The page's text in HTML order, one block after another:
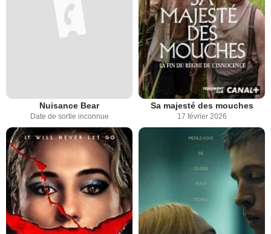
Nuisance Bear
Date de sortie inconnue
Sa majesté des mouches
17 février 2026